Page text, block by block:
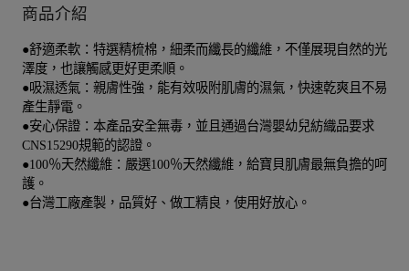
商品介紹
●舒適柔軟：特選精梳棉，細柔而纖長的纖維，不僅展現自然的光
澤度，也讓觸感更好更柔順。
●吸濕透氣：親膚性強，能有效吸附肌膚的濕氣，快速乾爽且不易
產生靜電。
●安心保證：本產品安全無毒，並且通過台灣嬰幼兒紡織品要求
CNS15290規範的認證。
●100％天然纖維：嚴選100％天然纖維，給寶貝肌膚最無負擔的呵
護。
●台灣工廠產製，品質好、做工精良，使用好放心。